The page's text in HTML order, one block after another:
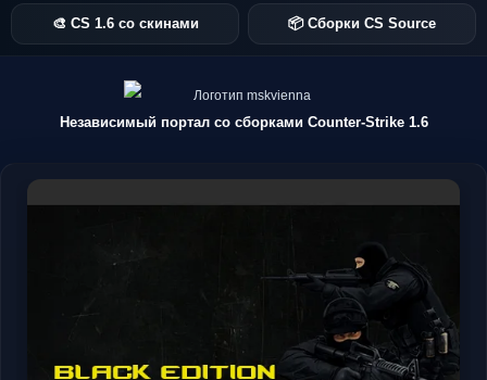
🎨 CS 1.6 со скинами 📦 Сборки CS Source
Независимый портал со сборками Counter-Strike 1.6